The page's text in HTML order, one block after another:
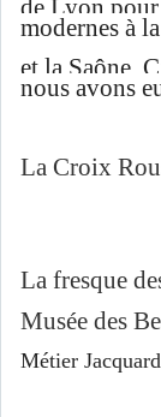
de Lyon pour
modernes à
et la Saône.
nous avons
La Croix
La fresque
Musée des
Métier Jacquard